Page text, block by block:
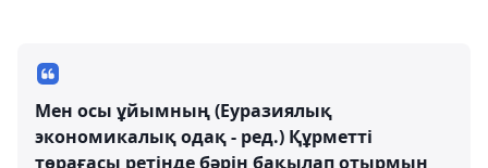
Мен осы ұйымның (Еуразиялық
экономикалық одақ - ред.) Құрметті
төрағасы ретінде бәрін бақылап отырмын